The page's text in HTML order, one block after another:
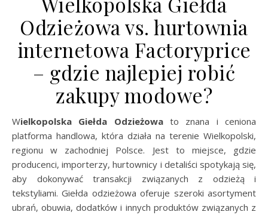
Odzieżowa vs. hurtownia
internetowa Factoryprice
– gdzie najlepiej robić
zakupy modowe?
Wielkopolska Giełda Odzieżowato znana i ceniona
platforma handlowa, która działa na terenie Wielkopolski,
regionu w zachodniej Polsce. Jest to miejsce, gdzie
producenci, importerzy, hurtownicy i detaliści spotykają się,
aby dokonywać transakcji związanych z odzieżą i
tekstyliami. Giełda odzieżowa oferuje szeroki asortyment
ubrań, obuwia, dodatków i innych produktów związanych z